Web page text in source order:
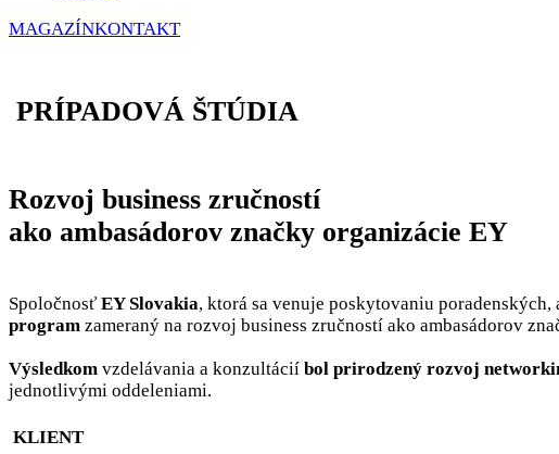
MAGAZÍNKONTAKT
PRÍPADOVÁ ŠTÚDIA
Rozvoj business zručností
ako ambasádorov značky organizácie EY
Spoločnosť EY Slovakia, ktorá sa venuje poskytovaniu
program zameraný na rozvoj business zručností ako ambasádorov
Výsledkom vzdelávania a konzultácií bol prirodzený rozvoj
jednotlivými oddeleniami.
KLIENT